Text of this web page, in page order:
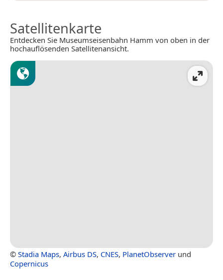
Satellitenkarte
Entdecken Sie Museumseisenbahn Hamm von oben in der
hochauflösenden Satellitenansicht.
© Stadia Maps, Airbus DS, CNES, PlanetObserver und
Copernicus